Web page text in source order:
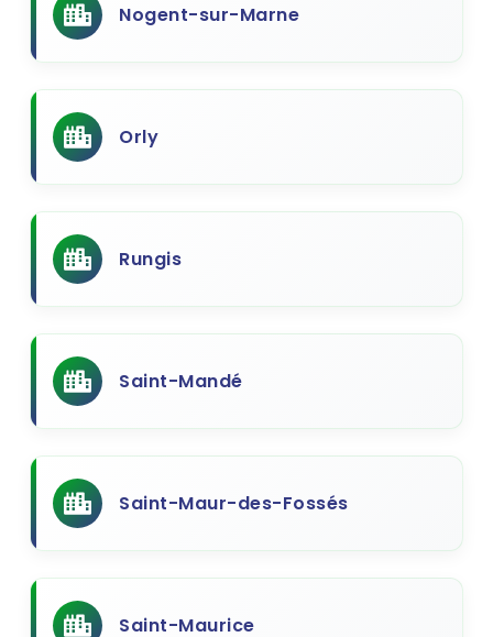
Nogent-sur-Marne
Orly
Rungis
Saint-Mandé
Saint-Maur-des-Fossés
Saint-Maurice